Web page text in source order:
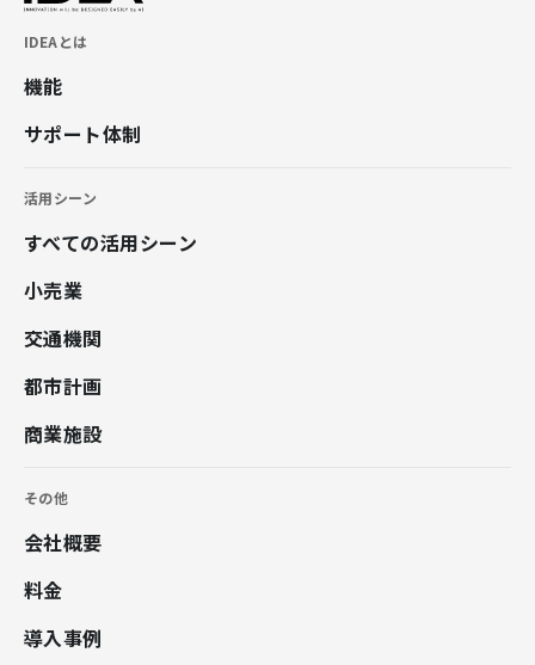
IDEAとは
機能
サポート体制
活用シーン
すべての活用シーン
小売業
交通機関
都市計画
商業施設
その他
会社概要
料金
導入事例